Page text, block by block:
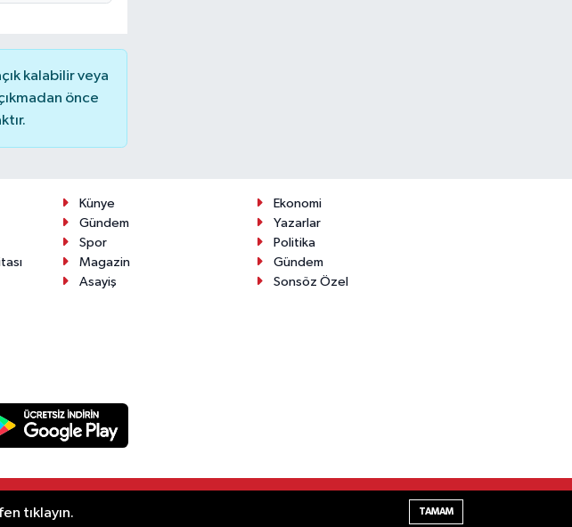
kalabilir veya
önce
Künye
Ekonomi
Gündem
Yazarlar
Spor
Politika
Magazin
Gündem
Asayiş
Sonsöz Özel
TE Bilişim
tıklayın. TAMAM